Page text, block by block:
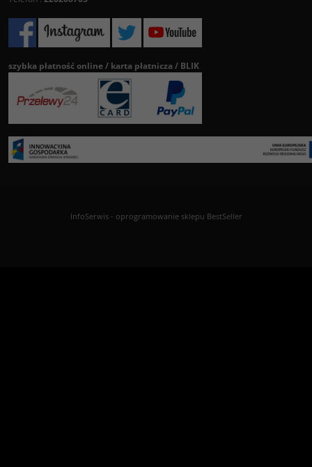
szybka płatność online / karta płatnicza / BLIK
InfoSerwis- oprogramowanie sklepu BestSeller